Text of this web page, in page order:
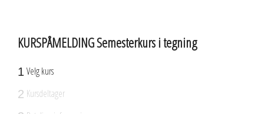
KURSPÅMELDING Semesterkurs i tegning
1 Velg kurs
2 Kursdeltager